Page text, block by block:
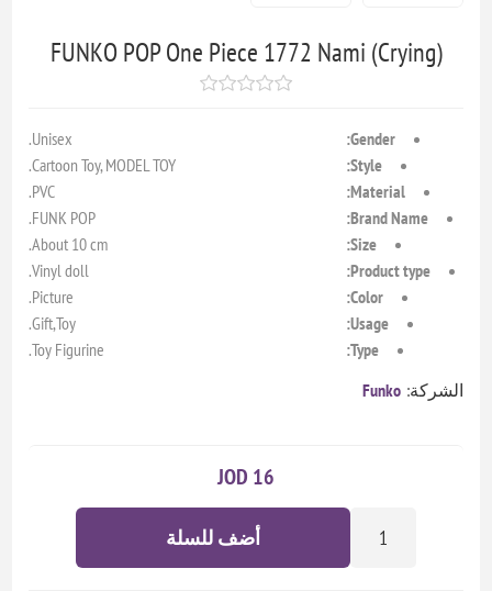
FUNKO POP One Piece 1772 Nami (Crying)
Gender:
Unisex.
Style:
Cartoon Toy, MODEL TOY.
Material:
PVC.
Brand Name:
FUNK POP.
Size:
About 10 cm.
Product type:
Vinyl doll.
Color:
Picture.
Usage:
Gift,Toy.
Type:
Toy Figurine.
الشركة: Funko
16 JOD
أضف للسلة